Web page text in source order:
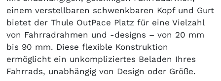
einem verstellbaren schwenkbaren Kopf und Gurt
bietet der Thule OutPace Platz für eine Vielzahl
von Fahrradrahmen und -designs – von 20 mm
bis 90 mm. Diese flexible Konstruktion
ermöglicht ein unkompliziertes Beladen Ihres
Fahrrads, unabhängig von Design oder Größe.